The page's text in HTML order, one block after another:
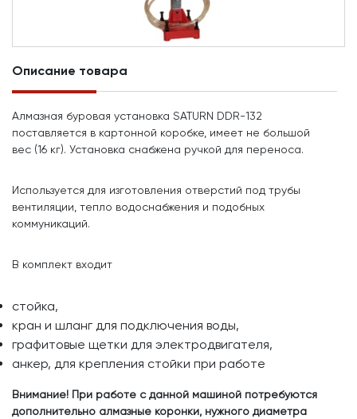
Описание товара
Алмазная буровая установка SATURN DDR-132
поставляется в картонной коробке, имеет не большой
вес (16 кг). Установка снабжена ручкой для переноса.
Используется для изготовления отверстий под трубы
вентиляции, тепло водоснабжения и подобных
коммуникаций.
В комплект входит
стойка,
кран и шланг для подключения воды,
графитовые щетки для электродвигателя,
анкер, для крепления стойки при работе
Внимание! При работе с данной машиной потребуются
дополнительно алмазные коронки, нужного диаметра